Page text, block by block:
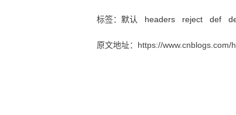
标签： 默认 headers reject def
原文地址：https://www.cnblogs.com/